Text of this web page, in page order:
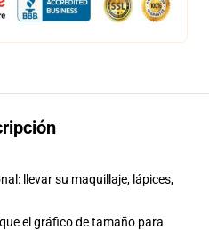
llevar su maquillaje, lápices,
el gráfico de tamaño para